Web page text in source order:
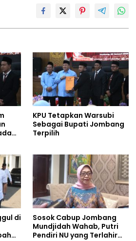
KPU Tetapkan Warsubi
Sebagai Bupati Jombang
Terpilih
di
Sosok Cabup Jombang
Mundjidah Wahab, Putri
Pendiri NU yang Terlahir